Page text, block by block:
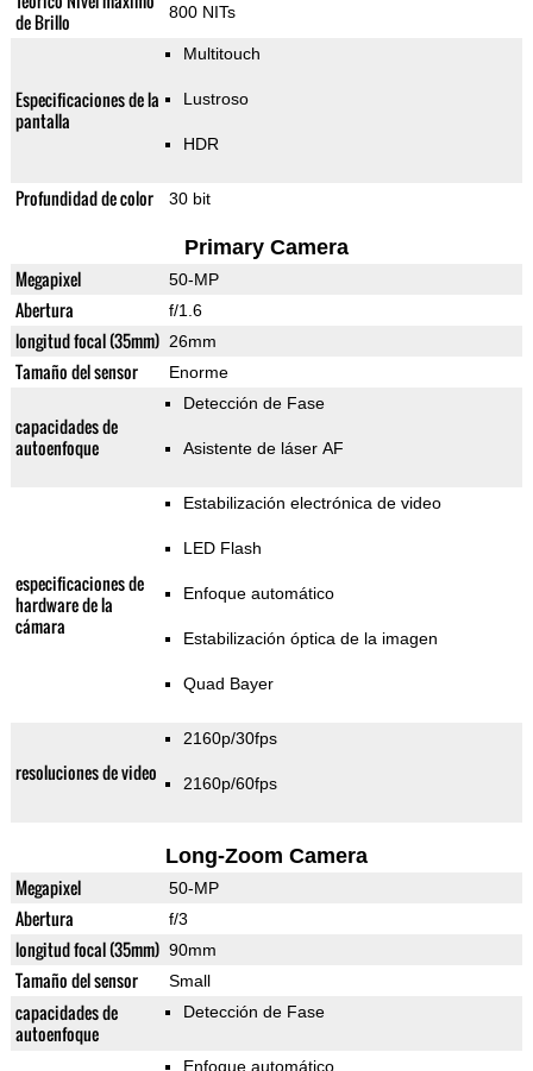
de Brillo
800 NITs
Especificaciones de la
pantalla
Multitouch
Lustroso
HDR
Profundidad de color 30 bit
Primary Camera
Megapixel 50-MP
Abertura f/1.6
longitud focal (35mm) 26mm
Tamaño del sensor Enorme
capacidades de
autoenfoque
Detección de Fase
Asistente de láser AF
especificaciones de
hardware de la
cámara
Estabilización electrónica de video
LED Flash
Enfoque automático
Estabilización óptica de la imagen
Quad Bayer
resoluciones de video
2160p/30fps
2160p/60fps
Long-Zoom Camera
Megapixel 50-MP
Abertura f/3
longitud focal (35mm) 90mm
Tamaño del sensor Small
capacidades de
autoenfoque
Detección de Fase
Enfoque automático